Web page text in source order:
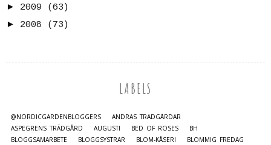
► 2009
(63)
► 2008 (73)
LABELS
@NORDICGARDENBLOGGERS
ANDRAS TRÄDGÅRDAR
ASPEGRENS TRÄDGÅRD
AUGUSTI BED OF ROSES
BH
BLOGGSAMARBETE
BLOGGSYSTRAR BLOM-KÅSERI
BLOMMIG FREDAG